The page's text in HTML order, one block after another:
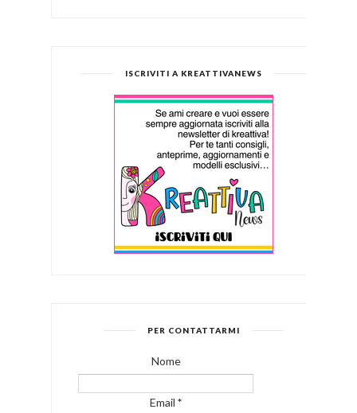
ISCRIVITI A KREATTIVANEWS
PER CONTATTARMI
Nome
Email *